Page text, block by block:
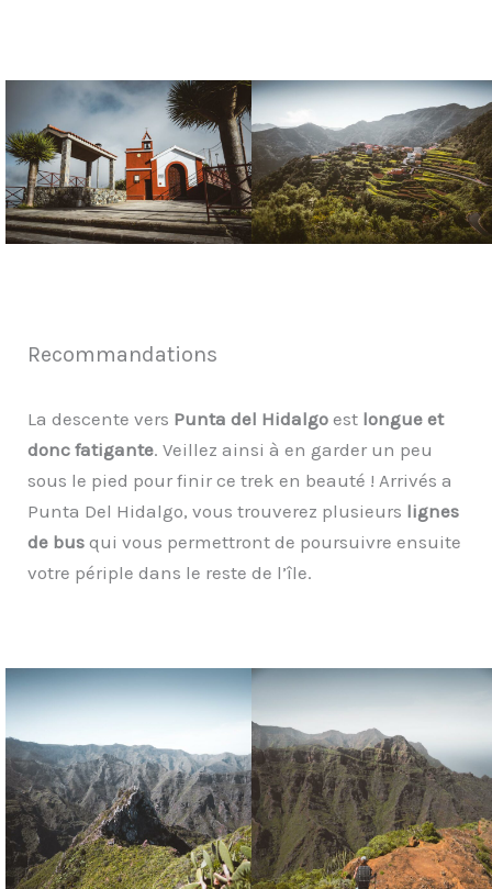
Recommandations
La descente vers Punta del Hidalgo est longue et
donc fatigante. Veillez ainsi à en garder un peu
sous le pied pour finir ce trek en beauté ! Arrivés a
Punta Del Hidalgo, vous trouverez plusieurs lignes
de bus qui vous permettront de poursuivre ensuite
votre périple dans le reste de l’île.